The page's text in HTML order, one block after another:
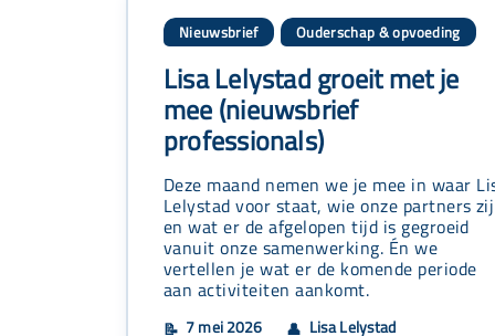
Nieuwsbrief Ouderschap & opvoeding
Lisa Lelystad groeit met je
mee (nieuwsbrief
professionals)
Deze maand nemen we je mee in waar
Lelystad voor staat, wie onze partners
en wat er de afgelopen tijd is gegroeid
vanuit onze samenwerking. Én we
vertellen je wat er de komende periode
aan activiteiten aankomt.
📝 7 mei 2026 👤 Lisa Lelystad